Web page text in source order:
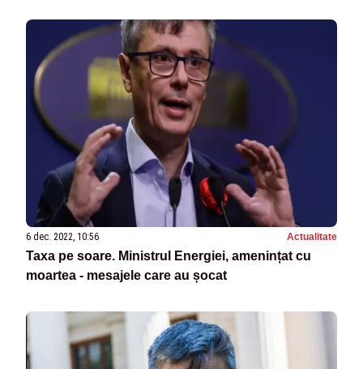
6 dec. 2022, 10:56 Actualitate
Taxa pe soare. Ministrul Energiei, amenințat cu
moartea - mesajele care au șocat